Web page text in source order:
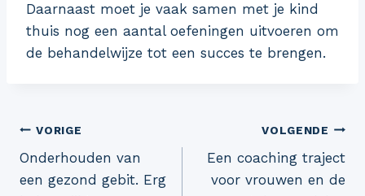
Daarnaast moet je vaak samen met je kind
thuis nog een aantal oefeningen uitvoeren om
de behandelwijze tot een succes te brengen.
Bericht
navigatie
VORIGE
Onderhouden van
een gezond gebit. Erg
VOLGENDE
Een coaching traject
voor vrouwen en de